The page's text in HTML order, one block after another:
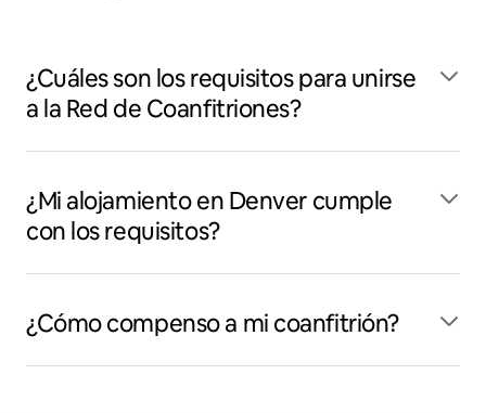
¿Cuáles son los requisitos para unirse
a la Red de Coanfitriones?
¿Mi alojamiento en Denver cumple
con los requisitos?
¿Cómo compenso a mi coanfitrión?